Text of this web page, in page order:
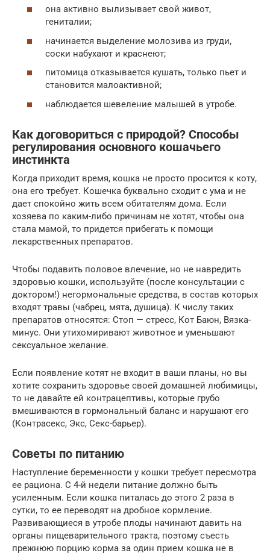
она активно вылизывает свой живот,
гениталии;
начинается выделение молозива из груди,
соски набухают и краснеют;
питомица отказывается кушать, только пьет и
становится малоактивной;
наблюдается шевеление малышей в утробе.
Как договориться с природой? Способы
регулирования основного кошачьего
инстинкта
Когда приходит время, кошка не просто просится к коту,
она его требует. Кошечка буквально сходит с ума и не
дает спокойно жить всем обитателям дома. Если
хозяева по каким-либо причинам не хотят, чтобы она
стала мамой, то придется прибегать к помощи
лекарственных препаратов.
Чтобы подавить половое влечение, но не навредить
здоровью кошки, используйте (после консультации с
доктором!) негормональные средства, в состав которых
входят травы (чабрец, мята, душица). К числу таких
препаратов относятся: Стоп — стресс, Кот Баюн, Вязка-
минус. Они утихомиривают животное и уменьшают
сексуальное желание.
Если появление котят не входит в ваши планы, но вы
хотите сохранить здоровье своей домашней любимицы,
то не давайте ей контрацептивы, которые грубо
вмешиваются в гормональный баланс и нарушают его
(Контрасекс, Экс, Секс-барьер).
Советы по питанию
Наступление беременности у кошки требует пересмотра
ее рациона. С 4-й недели питание должно быть
усиленным. Если кошка питалась до этого 2 раза в
сутки, то ее переводят на дробное кормление.
Развивающиеся в утробе плоды начинают давить на
органы пищеварительного тракта, поэтому съесть
прежнюю порцию корма за один прием кошка не в